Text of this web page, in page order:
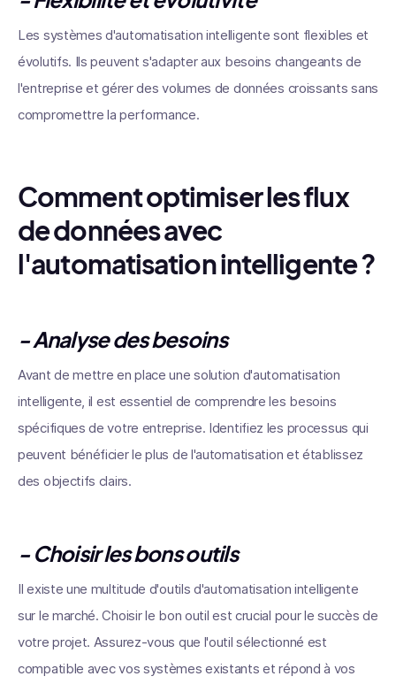
Les systèmes d'automatisation intelligente sont flexibles et
évolutifs. Ils peuvent s'adapter aux besoins changeants de
l'entreprise et gérer des volumes de données croissants sans
compromettre la performance.
Comment optimiser les flux
de données avec
l'automatisation intelligente ?
- Analyse des besoins
Avant de mettre en place une solution d'automatisation
intelligente, il est essentiel de comprendre les besoins
spécifiques de votre entreprise. Identifiez les processus qui
peuvent bénéficier le plus de l'automatisation et établissez
des objectifs clairs.
- Choisir les bons outils
Il existe une multitude d'outils d'automatisation intelligente
sur le marché. Choisir le bon outil est crucial pour le succès de
votre projet. Assurez-vous que l'outil sélectionné est
compatible avec vos systèmes existants et répond à vos